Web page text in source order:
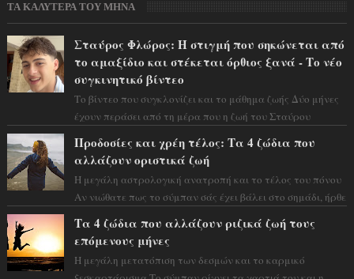
ΤΑ ΚΑΛΥΤΕΡΑ ΤΟΥ ΜΗΝΑ
Σταύρος Φλώρος: Η στιγμή που σηκώνεται από
το αμαξίδιο και στέκεται όρθιος ξανά - Το νέο
συγκινητικό βίντεο
Το βίντεο που συγκλονίζει και το μάθημα ζωής Δύο μήνες
έχουν περάσει από τη μέρα που η ζωή του Σταύρου
Προδοσίες και χρέη τέλος: Τα 4 ζώδια που
αλλάζουν οριστικά ζωή
Η μεγάλη αστρολογική ανατροπή και το τέλος του πόνου
Αν νιώθατε πως το σύμπαν σάς έχει βάλει στο σημάδι, ήρθε
Τα 4 ζώδια που αλλάζουν ριζικά ζωή τους
επόμενους μήνες
Η μεγάλη μετατόπιση των δεσμών και το καρμικό